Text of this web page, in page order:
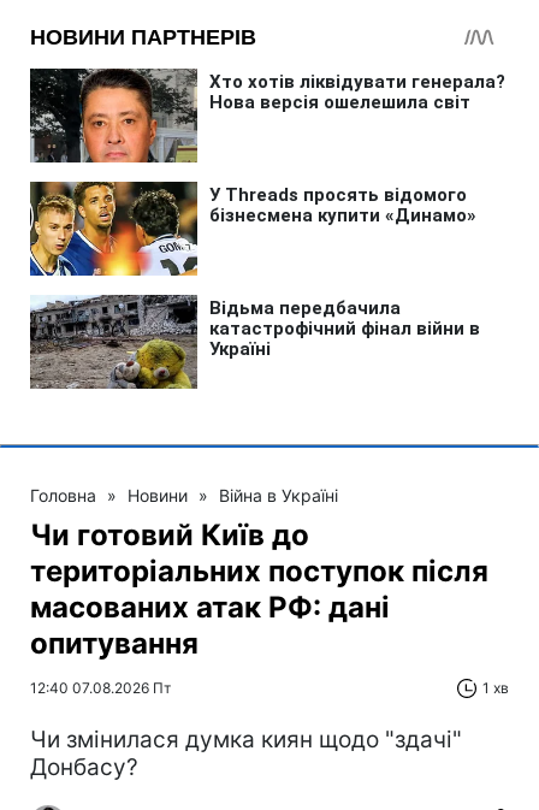
Головна » Новини » Війна в Україні
Чи готовий Київ до
територіальних поступок після
масованих атак РФ: дані
опитування
12:40 07.08.2026 Пт 1 хв
Чи змінилася думка киян щодо "здачі"
Донбасу?